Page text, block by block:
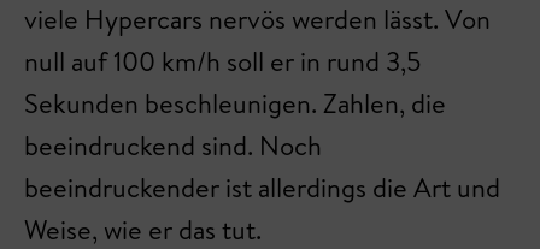
viele Hypercars nervös werden lässt. Von
null auf 100 km/h soll er in rund 3,5
Sekunden beschleunigen. Zahlen, die
beeindruckend sind. Noch
beeindruckender ist allerdings die Art und
Weise, wie er das tut.